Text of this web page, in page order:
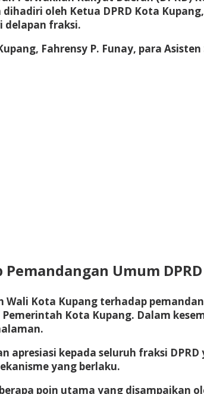
oleh Ketua DPRD Kota
delapan fraksi.
Fahrensy P. Funay, para
Umum DPRD
Kota Kupang terhadap
Kota Kupang. Dalam
apresiasi kepada seluruh fraksi
yang berlaku.
poin utama yang disampaikan